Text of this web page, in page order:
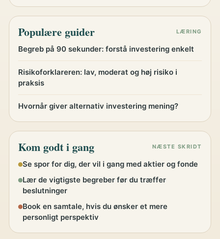
Populære guider LÆRING
Begreb på 90 sekunder: forstå investering enkelt
Risikoforklareren: lav, moderat og høj risiko i
praksis
Hvornår giver alternativ investering mening?
Kom godt i gang NÆSTE SKRIDT
Se spor for dig, der vil i gang med aktier og fonde
Lær de vigtigste begreber før du træffer
beslutninger
Book en samtale, hvis du ønsker et mere
personligt perspektiv